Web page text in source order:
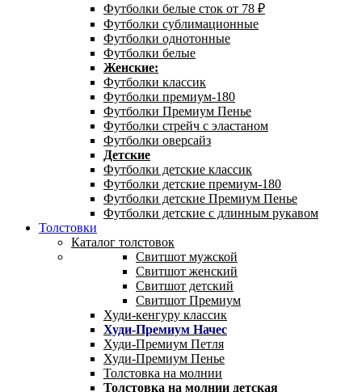
Футболки белые сток от 78 ₽
Футболки сублимационные
Футболки однотонные
Футболки белые
Женские:
Футболки классик
Футболки премиум-180
Футболки Премиум Пенье
Футболки стрейч с эластаном
Футболки оверсайз
Детские
Футболки детские классик
Футболки детские премиум-180
Футболки детские Премиум Пенье
Футболки детские с длинным рукавом
Толстовки
Каталог толстовок
Свитшот мужской
Свитшот женский
Свитшот детский
Свитшот Премиум
Худи-кенгуру классик
Худи-Премиум Начес
Худи-Премиум Петля
Худи-Премиум Пенье
Толстовка на молнии
Толстовка на молнии детская